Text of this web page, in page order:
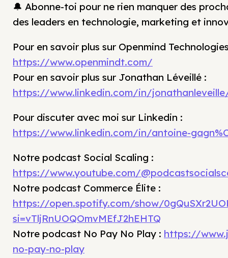
🔔 Abonne-toi pour ne rien manquer des
des leaders en technologie, marketing et
Pour en savoir plus sur Openmind
https://www.openmindt.com/
Pour en savoir plus sur Jonathan Léveillé :
https://www.linkedin.com/in/
Pour discuter avec moi sur Linkedin :
⁠https://www.linkedin.com/in/antoine-
⁠Notre podcast Social Scaling :
https://www.youtube.com/
Notre podcast Commerce Élite :
https://open.spotify.com/show/
si=vTljRnUOQOmvMEfJ2hEHTQ
Notre podcast No Pay No Play : https://
no-pay-no-play